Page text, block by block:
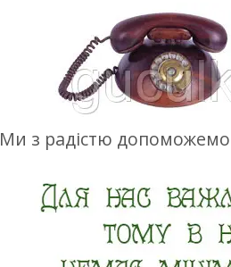
Ми з радістю